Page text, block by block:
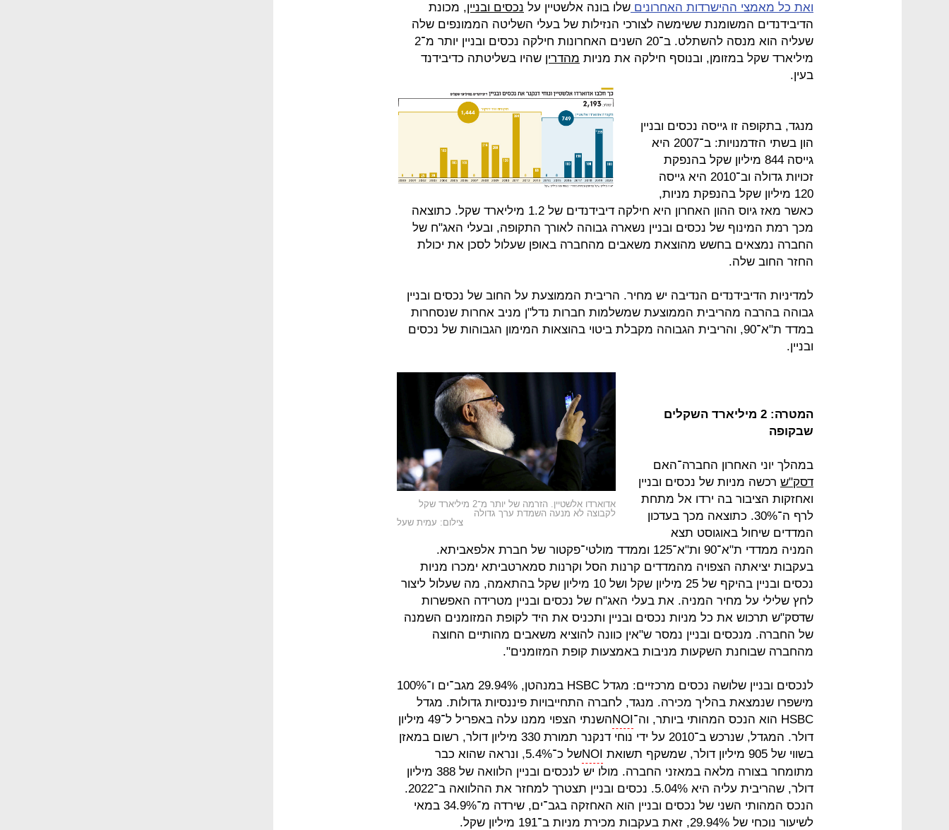
ואת כל מאמצי ההישרדות האחרונים שלו בונה אלשטיין על נכסים ובניין, מכונת
הדיבידנדים המשומנת ששימשה לצורכי הנזילות של בעלי השליטה הממונפים שלה
שעליה הוא מנסה להשתלט. ב־20 השנים האחרונות חילקה נכסים ובניין יותר מ־2
מיליארד שקל במזומן, ובנוסף חילקה את מניות מהדרין שהיו בשליטתה כדיבידנד
בעין.
מנגד, בתקופה זו גייסה נכסים ובניין
הון בשתי הזדמנויות: ב־2007 היא
גייסה 844 מיליון שקל בהנפקת
זכויות גדולה וב־2010 היא גייסה
120 מיליון שקל בהנפקת מניות,
כאשר מאז גיוס ההון האחרון היא חילקה דיבידנדים של 1.2 מיליארד שקל. כתוצאה
מכך רמת המינוף של נכסים ובניין נשארה גבוהה לאורך התקופה, ובעלי האג"ח של
החברה נמצאים בחשש מהוצאת משאבים מהחברה באופן שעלול לסכן את יכולת
החזר החוב שלה.
למדיניות הדיבידנדים הנדיבה יש מחיר. הריבית הממוצעת על החוב של נכסים ובניין
גבוהה בהרבה מהריבית הממוצעת שמשלמות חברות נדל"ן מניב אחרות שנסחרות
במדד ת"א־90, והריבית הגבוהה מקבלת ביטוי בהוצאות המימון הגבוהות של נכסים
ובניין.
אדוארדו אלשטיין. הזרמה של יותר מ־2 מיליארד שקל
לקבוצה לא מנעה השמדת ערך גדולה
צילום: עמית שעל
המטרה: 2 מיליארד השקלים
שבקופה
במהלך יוני האחרון החברה־האם
דסק"ש רכשה מניות של נכסים ובניין
ואחזקות הציבור בה ירדו אל מתחת
לרף ה־30%. כתוצאה מכך בעדכון
המדדים שיחול באוגוסט תצא
המניה ממדדי ת"א־90 ות"א־125 וממדד מולטי־פקטור של חברת אלפאביתא.
בעקבות יציאתה הצפויה מהמדדים קרנות הסל וקרנות סמארטביתא ימכרו מניות
נכסים ובניין בהיקף של 25 מיליון שקל ושל 10 מיליון שקל בהתאמה, מה שעלול ליצור
לחץ שלילי על מחיר המניה. את בעלי האג"ח של נכסים ובניין מטרידה האפשרות
שדסק"ש תרכוש את כל מניות נכסים ובניין ותכניס את היד לקופת המזומנים השמנה
של החברה. מנכסים ובניין נמסר ש"אין כוונה להוציא משאבים מהותיים החוצה
מהחברה שבוחנת השקעות מניבות באמצעות קופת המזומנים".
לנכסים ובניין שלושה נכסים מרכזיים: מגדל HSBC במנהטן, 29.94% מגב־ים ו־100%
מישפרו שנמצאת בהליך מכירה. מנגד, לחברה התחייבויות פיננסיות גדולות. מגדל
HSBC הוא הנכס המהותי ביותר, וה־
NOI
השנתי הצפוי ממנו עלה באפריל ל־49 מיליון
דולר. המגדל, שנרכש ב־2010 על ידי נוחי דנקנר תמורת 330 מיליון דולר, רשום במאזן
בשווי של 905 מיליון דולר, שמשקף תשואת
NOI
של כ־5.4%, ונראה שהוא כבר
מתומחר בצורה מלאה במאזני החברה. מולו יש לנכסים ובניין הלוואה של 388 מיליון
דולר, שהריבית עליה היא 5.04%. נכסים ובניין תצטרך למחזר את ההלוואה ב־2022.
הנכס המהותי השני של נכסים ובניין הוא האחזקה בגב־ים, שירדה מ־34.9% במאי
לשיעור נוכחי של 29.94%, זאת בעקבות מכירת מניות ב־191 מיליון שקל.